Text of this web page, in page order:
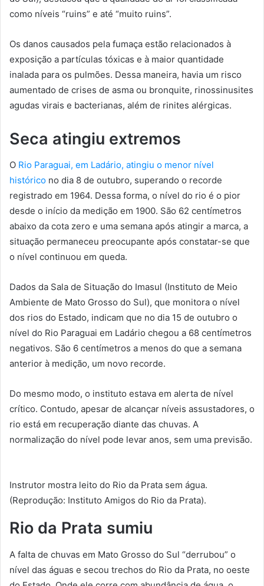
como níveis “ruins” e até “muito ruins”.
Os danos causados pela fumaça estão relacionados à
exposição a partículas tóxicas e à maior quantidade
inalada para os pulmões. Dessa maneira, havia um risco
aumentado de crises de asma ou bronquite, rinossinusites
agudas virais e bacterianas, além de rinites alérgicas.
Seca atingiu extremos
O Rio Paraguai, em Ladário, atingiu o menor nível
histórico no dia 8 de outubro, superando o recorde
registrado em 1964. Dessa forma, o nível do rio é o pior
desde o início da medição em 1900. São 62 centímetros
abaixo da cota zero e uma semana após atingir a marca, a
situação permaneceu preocupante após constatar-se que
o nível continuou em queda.
Dados da Sala de Situação do Imasul (Instituto de Meio
Ambiente de Mato Grosso do Sul), que monitora o nível
dos rios do Estado, indicam que no dia 15 de outubro o
nível do Rio Paraguai em Ladário chegou a 68 centímetros
negativos. São 6 centímetros a menos do que a semana
anterior à medição, um novo recorde.
Do mesmo modo, o instituto estava em alerta de nível
crítico. Contudo, apesar de alcançar níveis assustadores, o
rio está em recuperação diante das chuvas. A
normalização do nível pode levar anos, sem uma previsão.
Instrutor mostra leito do Rio da Prata sem água.
(Reprodução: Instituto Amigos do Rio da Prata).
Rio da Prata sumiu
A falta de chuvas em Mato Grosso do Sul “derrubou” o
nível das águas e secou trechos do Rio da Prata, no oeste